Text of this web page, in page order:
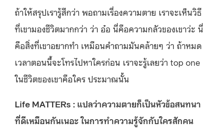
ถ้าให้สรุปเรารู้สึกว่า พอถามเรื่องความตาย เราจะเห็นวิธี
ที่เขามองชีวิตมากกว่า ว่า อ๋อ นี่คือความกลัวของเขาว่ะ นี่
คือสิ่งที่เขาอยากทำ เหมือนคำถามมันคล้ายๆ ว่า ถ้าหมด
เวลาตอนนี้จะโทรไปหาใครก่อน เราจะรู้เลยว่า top one
ในชีวิตของเขาคือใคร ประมาณนั้น
Life MATTERs : แปลว่าความตายก็เป็นหัวข้อสนทนา
ที่ดีเหมือนกันเนอะ ในการทำความรู้จักกับใครสักคน